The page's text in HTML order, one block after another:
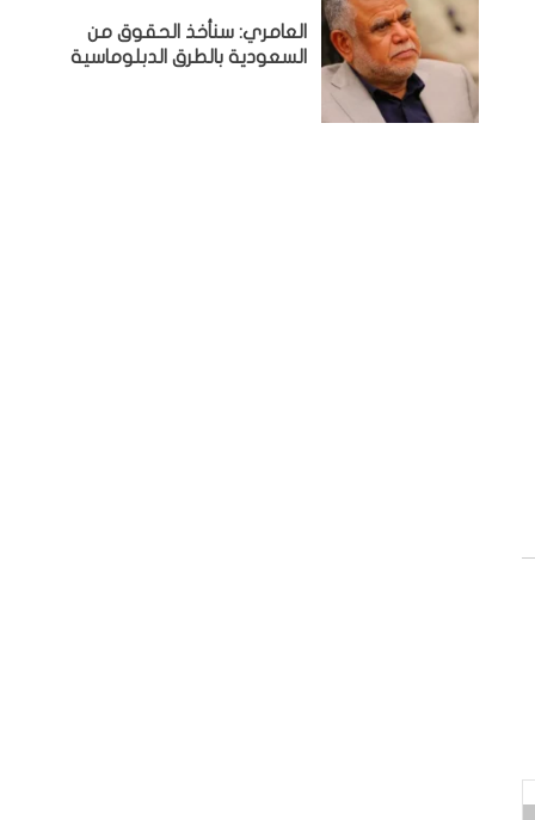
العامري: سنأخذ الحقوق من
السعودية بالطرق الدبلوماسية